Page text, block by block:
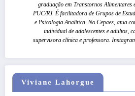
graduação em Transtornos Alimentares
PUC/RJ. É facilitadora de Grupos de
e Psicologia Analítica. No Cepaes, atua
individual de adolescentes e adultos,
supervisora clínica e professora.
Viviane Lahorgue